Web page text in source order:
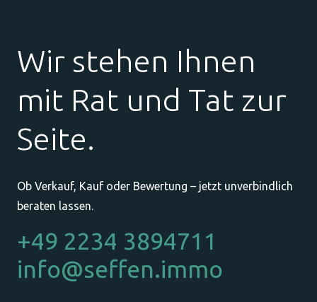
Wir stehen Ihnen
mit Rat und Tat zur
Seite.
Ob Verkauf, Kauf oder Bewertung – jetzt unverbindlich
beraten lassen.
+49 2234 3894711
info@seffen.immo